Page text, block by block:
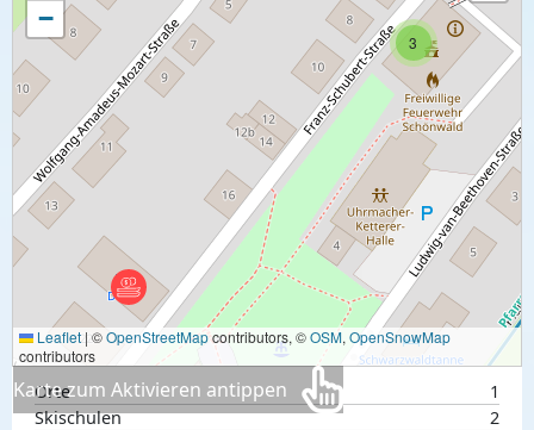
Orte
1
Skischulen
2
3
−
Leaflet | ©OpenStreetMapcontributors, ©OSM, OpenSnowMap
contributors
Karte zum Aktivieren antippen